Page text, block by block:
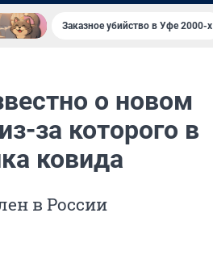
Заказное убийство в Уфе 2000-х
о новом
за которого в
ковида
в России